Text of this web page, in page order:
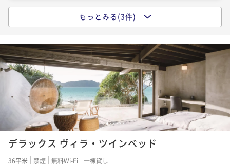
ご宿泊料金＋朝食【オーシャンビュー】【Relux限定】
「夜景」
朝食付き 事前決済可
IN 15:00 - 19:00 OUT11:00
ポイント即利用で最大17％OFF
¥50,600~
2名 ¥ 41,998 ~
ポイントアップ
【10%OFF / 連泊限定】ご宿泊料金
素泊まり 事前決済可
IN 15:00 - 19:00 OUT11:00
もっとみる(3件)
123456
デラックス ヴィラ・ツインベッド
36平米 禁煙 無料Wi-Fi 一棟貸し